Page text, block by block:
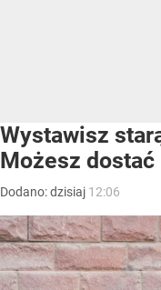
Wystawisz
Możesz dostać
Dodano:dzisiaj 12:06